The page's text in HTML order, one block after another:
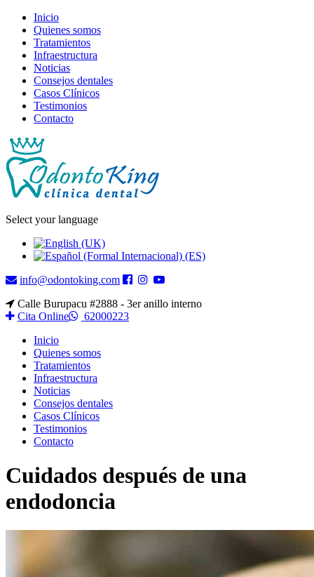
Inicio
Quienes somos
Tratamientos
Infraestructura
Noticias
Consejos dentales
Casos Clínicos
Testimonios
Contacto
Select your language
info@odontoking.com
Calle Burupacu #2888 - 3er anillo interno
Cita Online
62000223
Inicio
Quienes somos
Tratamientos
Infraestructura
Noticias
Consejos dentales
Casos Clínicos
Testimonios
Contacto
Cuidados después de una
endodoncia